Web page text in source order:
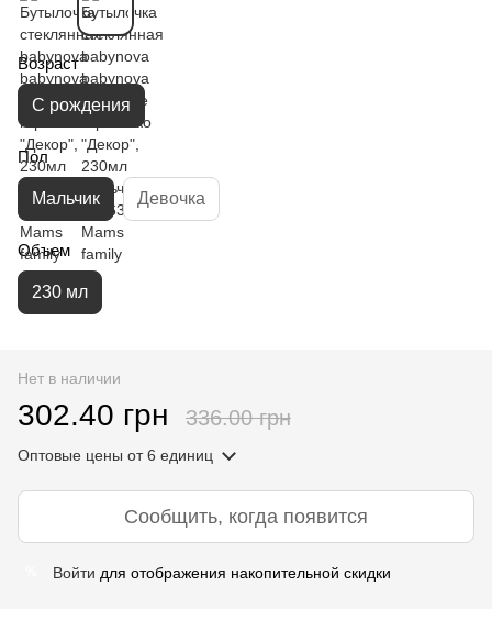
Возраст
С рождения
Пол
Мальчик Девочка
Объем
230 мл
Нет в наличии
302.40 грн 336.00 грн
Оптовые цены от 6 единиц
Сообщить, когда появится
Войти для отображения накопительной скидки